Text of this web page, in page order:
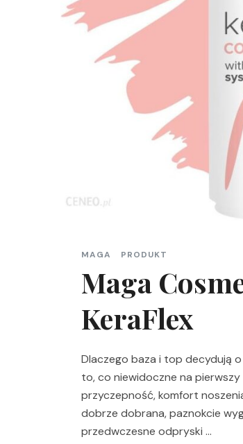
MAGA PRODUKT
Maga
KeraFlex
Dlaczego baza i top decydują
to, co niewidoczne na
przyczepność, komfort
dobrze dobrana, paznokcie
przedwczesne odpryski …